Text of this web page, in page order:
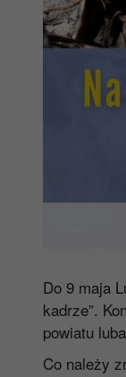
Do 9 maja
kadrze”.
powiatu
Co należy